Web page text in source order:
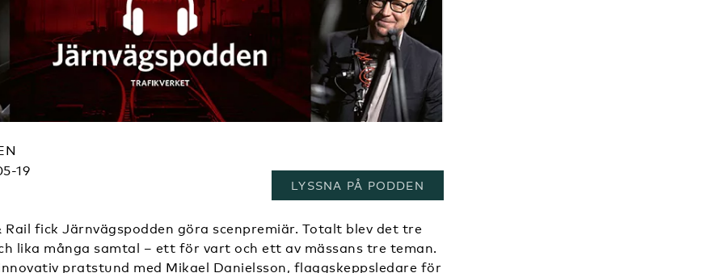
19
LYSSNA PÅ PODDEN
Rail fick Järnvägspodden göra scenpremiär. Totalt blev det tre
lika många samtal – ett för vart och ett av mässans tre teman.
pratstund med Mikael Danielsson, flaggskeppsledare för